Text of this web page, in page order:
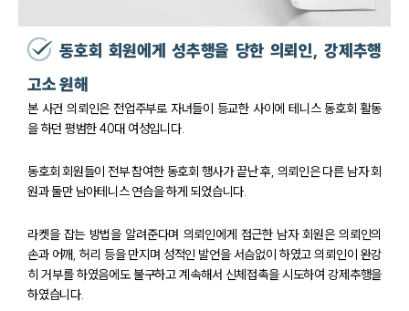
동호회 회원에게 성추행을 당한 의뢰인, 강제추행
고소 원해
본 사건 의뢰인은 전업주부로 자녀들이 등교한 사이에 테니스 동호회 활동
을 하던 평범한 40대 여성입니다.
동호회 회원들이 전부 참여한 동호회 행사가 끝난 후, 의뢰인은 다른 남자 회
원과 둘만 남아테니스 연습을 하게 되었습니다.
라켓을 잡는 방법을 알려준다며 의뢰인에게 접근한 남자 회원은 의뢰인의
손과 어깨, 허리 등을 만지며 성적인 발언을 서슴없이 하였고 의뢰인이 완강
히 거부를 하였음에도 불구하고 계속해서 신체접촉을 시도하여 강제추행을
하였습니다.